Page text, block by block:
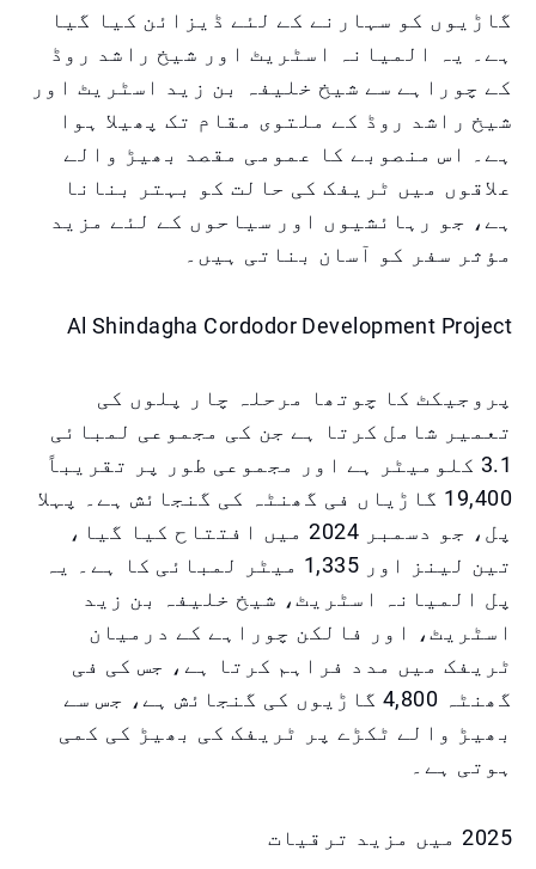
گاڑیوں کو سہارنے کے لئے ڈیزائن کیا گیا
ہے۔ یہ المیانہ اسٹریٹ اور شیخ راشد روڈ
کے چوراہے سے شیخ خلیفہ بن زید اسٹریٹ اور
شیخ راشد روڈ کے ملتوی مقام تک پھیلا ہوا
ہے۔ اس منصوبے کا عمومی مقصد بھیڑ والے
علاقوں میں ٹریفک کی حالت کو بہتر بنانا
ہے، جو رہائشیوں اور سیاحوں کے لئے مزید
مؤثر سفر کو آسان بناتی ہیں۔
Al Shindagha Cordodor Development Project
پروجیکٹ کا چوتھا مرحلہ چار پلوں کی
تعمیر شامل کرتا ہے جن کی مجموعی لمبائی
3.1 کلومیٹر ہے اور مجموعی طور پر تقریباً
19,400 گاڑیاں فی گھنٹہ کی گنجائش ہے۔ پہلا
پل، جو دسمبر 2024 میں افتتاح کیا گیا،
تین لینز اور 1,335 میٹر لمبائی کا ہے۔ یہ
پل المیانہ اسٹریٹ، شیخ خلیفہ بن زید
اسٹریٹ، اور فالکن چوراہے کے درمیان
ٹریفک میں مدد فراہم کرتا ہے، جس کی فی
گھنٹہ 4,800 گاڑیوں کی گنجائش ہے، جس سے
بھیڑ والے ٹکڑے پر ٹریفک کی بھیڑ کی کمی
ہوتی ہے۔
2025 میں مزید ترقیات